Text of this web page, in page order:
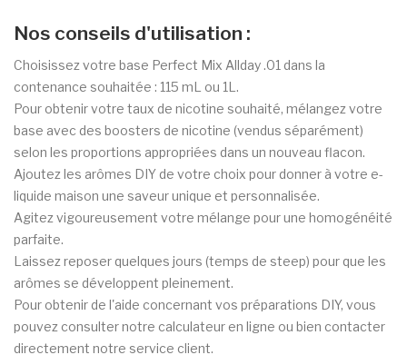
Nos conseils d'utilisation :
Choisissez votre base Perfect Mix Allday .01 dans la
contenance souhaitée : 115 mL ou 1L.
Pour obtenir votre taux de nicotine souhaité, mélangez votre
base avec des boosters de nicotine (vendus séparément)
selon les proportions appropriées dans un nouveau flacon.
Ajoutez les arômes DIY de votre choix pour donner à votre e-
liquide maison une saveur unique et personnalisée.
Agitez vigoureusement votre mélange pour une homogénéité
parfaite.
Laissez reposer quelques jours (temps de steep) pour que les
arômes se développent pleinement.
Pour obtenir de l'aide concernant vos préparations DIY, vous
pouvez consulter notre calculateur en ligne ou bien contacter
directement notre service client.